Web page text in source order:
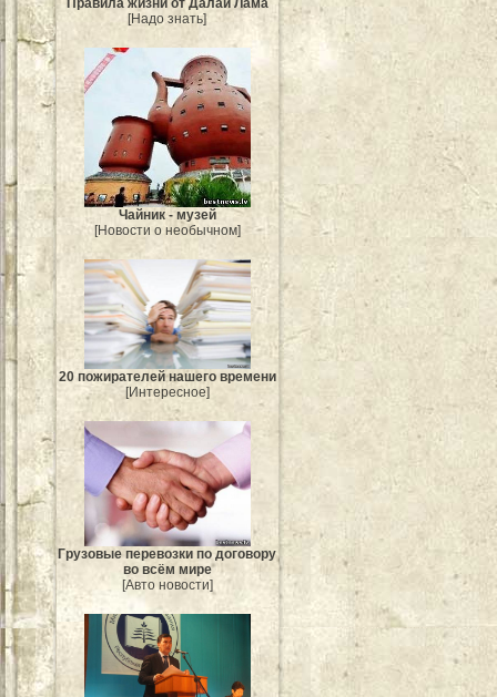
Правила жизни от Далай Лама
[Надо знать]
Чайник - музей
[Новости о необычном]
20 пожирателей нашего времени
[Интересное]
Грузовые перевозки по договору
во всём мире
[Авто новости]